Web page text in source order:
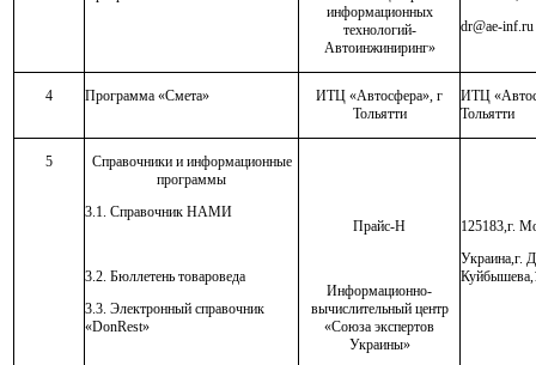
информационных
технологий-
Автоинжиниринг»
dr@ae-inf.ru
4 Программа «Смета»
ИТЦ «Автосфера», г
Тольятти
ИТЦ
Тольятти
5
Справочники и информационные
программы
3.1. Справочник НАМИ
3.2. Бюллетень товароведа
3.3. Электронный справочник
«DonRest»
Прайс-Н
Информационно-
вычислительный центр
«Союза экспертов
Украины»
125183,г.
Украина,г.